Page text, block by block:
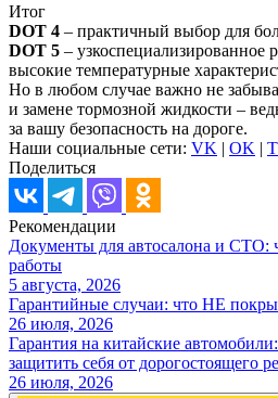
Итог
DOT 4 – практичный выбор для
DOT 5 – узкоспециализированное
высокие температурные
Но в любом случае важно не
и замене тормозной жидкости –
за вашу безопасность на дороге.
Наши социальные сети: VK | OK |
Поделиться
Рекомендации
Документы для автосалона и СТО:
работы
5 августа, 2026
Гарантийные случаи: что НЕ
26 июля, 2026
Гарантия на китайские
защитить себя от дорогостоящего
26 июля, 2026